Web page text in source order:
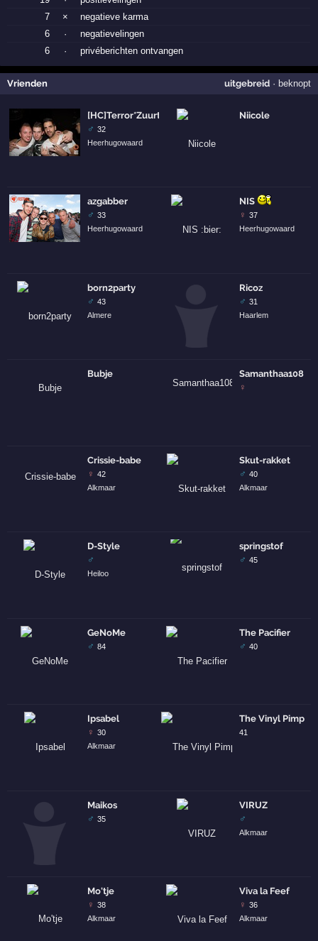
7
×
negatieve karma
6
·
negatievelingen
6
· privéberichten ontvangen
Vrienden uitgebreid· beknopt
[HC]Terror*Zuurtje
♂ 32
Heerhugowaard
azgabber
♂ 33
Heerhugowaard
born2party
♂ 43
Almere
Bubje
Crissie-babe
♀ 42
Alkmaar
D-Style
♂
Heiloo
GeNoMe
♂ 84
Ipsabel
♀ 30
Alkmaar
Maikos
♂ 35
Mo'tje
♀ 38
Alkmaar
Niicole
NIS
♀ 37
Heerhugowaard
Ricoz
♂ 31
Haarlem
Samanthaa108
♀
Skut-rakket
♂ 40
Alkmaar
springstof
♂ 45
The Pacifier
♂ 40
The Vinyl Pimp
41
VIRUZ
♂
Alkmaar
Viva la Feef
♀ 36
Alkmaar